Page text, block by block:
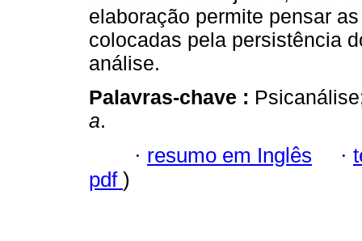
elaboração permite pensar
colocadas pela persistência
análise.
Palavras-chave :
a.
· resumo em Inglês ·
pdf )